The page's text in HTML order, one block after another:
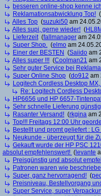
besseren online-shop kenne
Reklamationsabwicklung Top! (
Alles Top (suzuki50 am
Alles supi, gerne wieder! (HL8M
Lieferzeit(fallmanager am
Super Shop. (elmo am
Einer der BESTEN (Saiido am
Alles super !!! (Coolman21 am
Sehr guter Service bei
Super Online Shop (do912 am
Logitech Cordless Desktop
Re: Logitech Cordless
HP6656 und HP 6657-
Sehr schnelle Lieferung
Rasanter Versand! (rkgina am
Top!!! Freitags 12:00 Uhr
Bestellt und promt geliefert :
Neukunde - überzeugt für die
Gekauft wurde der HP PSC
absolut empfehlenswert! ( levante
Preisgünstig und absolut
Patronen waren wie
Super, ganz hervorragend! (
Preisniveau, Bestellvorgang
Super Service, super